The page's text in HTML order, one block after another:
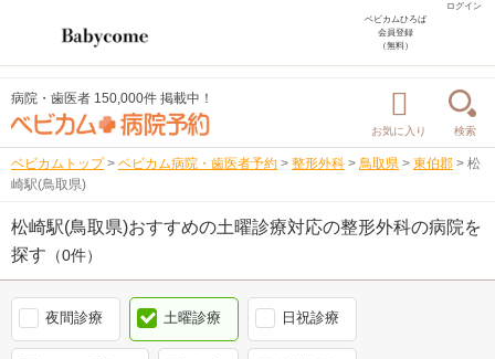
ログイン
ベビカムひろば
会員登録
（無料）
病院・歯医者 150,000件 掲載中！
お気に入り 検索
ベビカムトップ > ベビカム病院・歯医者予約 > 整形外科 > 鳥取県 > 東伯郡 > 松
崎駅(鳥取県)
松崎駅(鳥取県)おすすめの土曜診療対応の整形外科の病院を
探す （0件）
夜間診療 土曜診療 日祝診療